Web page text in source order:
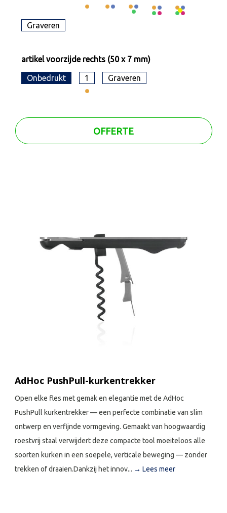
Graveren
artikel voorzijde rechts (50 x 7 mm)
Onbedrukt 1 Graveren
OFFERTE
AdHoc PushPull-kurkentrekker
Open elke fles met gemak en elegantie met de AdHoc
PushPull kurkentrekker — een perfecte combinatie van slim
ontwerp en verfijnde vormgeving. Gemaakt van hoogwaardig
roestvrij staal verwijdert deze compacte tool moeiteloos alle
soorten kurken in een soepele, verticale beweging — zonder
trekken of draaien.Dankzij het innov... → Lees meer